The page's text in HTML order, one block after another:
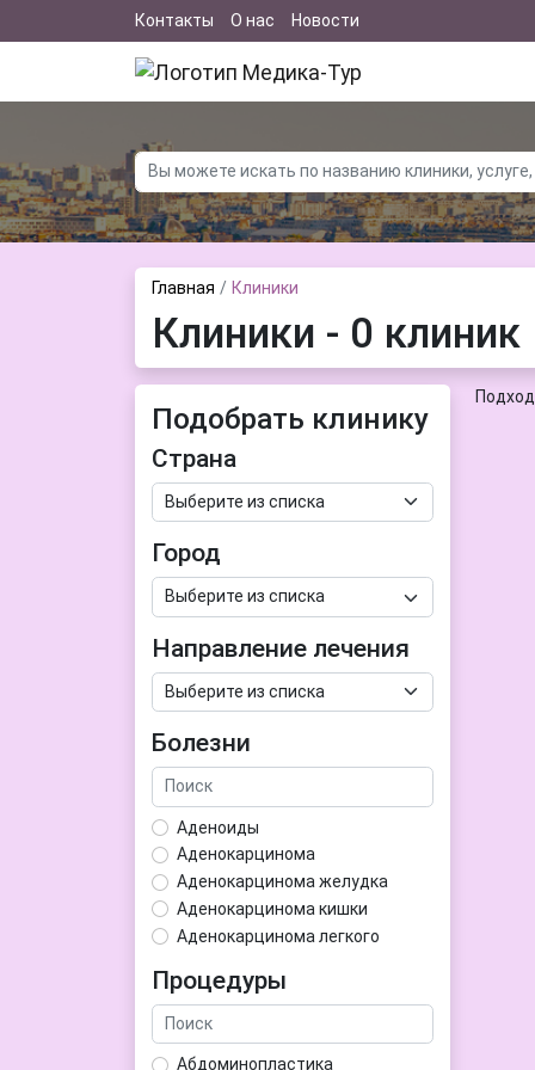
Контакты О нас Новости
Главная Клиники
Клиники - 0 клиник
Подобрать клинику
Страна
Город
Направление лечения
Болезни
Аденоиды
Аденокарцинома
Аденокарцинома желудка
Аденокарцинома кишки
Аденокарцинома легкого
Аденома гипофиза
Аденома простаты
Аденома щитовидной железы
Процедуры
Абдоминопластика